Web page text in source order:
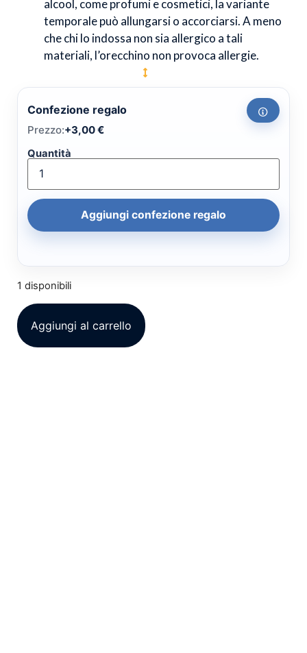
alcool, come profumi e cosmetici, la variante
temporale può allungarsi o accorciarsi. A meno
che chi lo indossa non sia allergico a tali
materiali, l’orecchino non provoca allergie.
Confezione regalo
Prezzo:+3,00€
Quantità
Aggiungi confezione regalo
1 disponibili
Aggiungi al carrello